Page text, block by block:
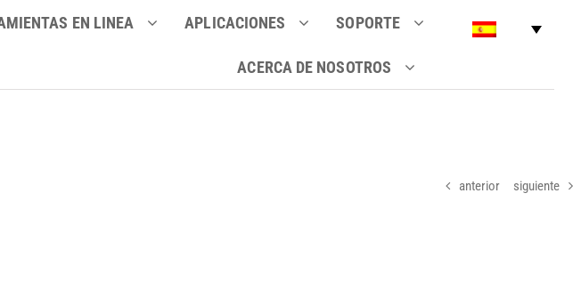
EN LINEA APLICACIONES SOPORTE
ACERCA DE NOSOTROS
anterior siguiente